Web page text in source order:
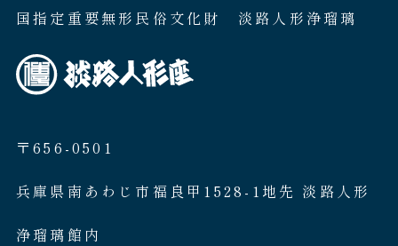
国指定重要無形民俗文化財 淡路人形浄瑠璃
〒656-0501
兵庫県南あわじ市福良甲1528-1地先 淡路人形
浄瑠璃館内